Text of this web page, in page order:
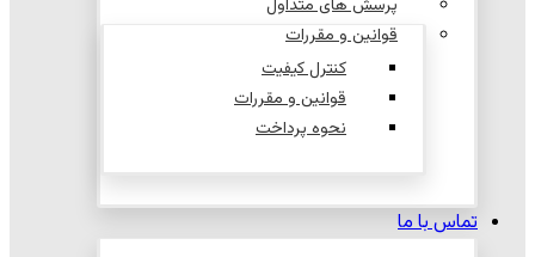
پرسش های متداول
قوانین و مقررات
کنترل کیفیت
قوانین و مقررات
نحوه پرداخت
تماس با ما